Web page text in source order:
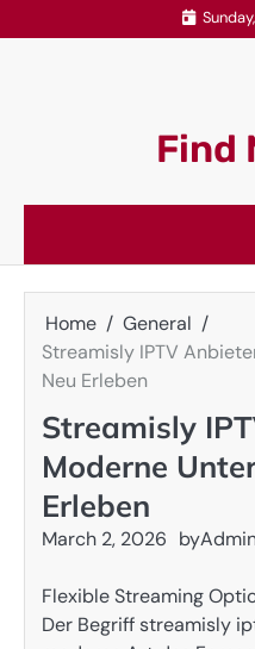
to
Find
Home
General
Streamisly IPTV
Neu Erleben
Streamisly
Moderne
Erleben
March 2, 2026 by
Flexible Streaming
Der Begriff streamisly